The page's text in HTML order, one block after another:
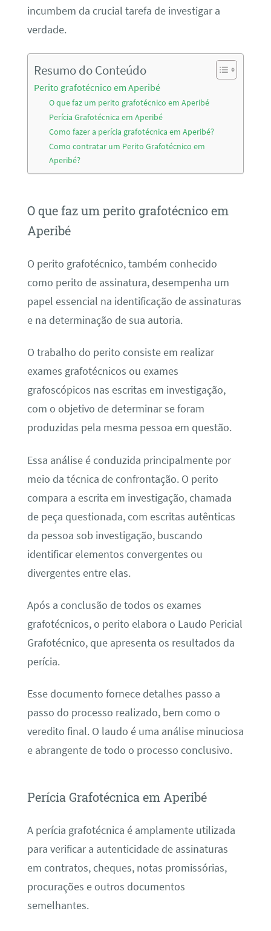
incumbem da crucial tarefa de investigar a
verdade.
Resumo do Conteúdo
Perito grafotécnico em Aperibé
O que faz um perito grafotécnico em Aperibé
Perícia Grafotécnica em Aperibé
Como fazer a perícia grafotécnica em Aperibé?
Como contratar um Perito Grafotécnico em
Aperibé?
O que faz um perito grafotécnico em
Aperibé
O perito grafotécnico, também conhecido
como perito de assinatura, desempenha um
papel essencial na identificação de assinaturas
e na determinação de sua autoria.
O trabalho do perito consiste em realizar
exames grafotécnicos ou exames
grafoscópicos nas escritas em investigação,
com o objetivo de determinar se foram
produzidas pela mesma pessoa em questão.
Essa análise é conduzida principalmente por
meio da técnica de confrontação. O perito
compara a escrita em investigação, chamada
de peça questionada, com escritas autênticas
da pessoa sob investigação, buscando
identificar elementos convergentes ou
divergentes entre elas.
Após a conclusão de todos os exames
grafotécnicos, o perito elabora o Laudo Pericial
Grafotécnico, que apresenta os resultados da
perícia.
Esse documento fornece detalhes passo a
passo do processo realizado, bem como o
veredito final. O laudo é uma análise minuciosa
e abrangente de todo o processo conclusivo.
Perícia Grafotécnica em Aperibé
A perícia grafotécnica é amplamente utilizada
para verificar a autenticidade de assinaturas
em contratos, cheques, notas promissórias,
procurações e outros documentos
semelhantes.